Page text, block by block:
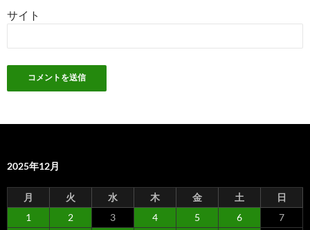
サイト
2025年12月
月 火 水 木 金 土
日
1
2 3 4 5 6
7